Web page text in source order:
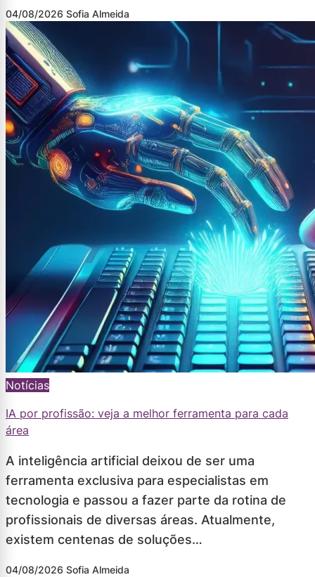
04/08/2026 Sofia Almeida
Notícias
IA por profissão: veja a melhor ferramenta para cada
área
A inteligência artificial deixou de ser uma
ferramenta exclusiva para especialistas em
tecnologia e passou a fazer parte da rotina de
profissionais de diversas áreas. Atualmente,
existem centenas de soluções…
04/08/2026 Sofia Almeida